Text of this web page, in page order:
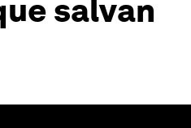
salvan